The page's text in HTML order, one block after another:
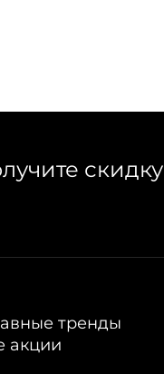
скидку
тренды
акции